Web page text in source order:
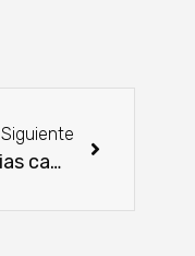
Siguiente
Familias campesinas e indígenas contribuyen a mitigar el cambio climático